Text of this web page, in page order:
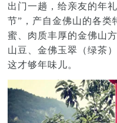
出门一趟，给亲友的年
节”，产自金佛山的各类
蜜、肉质丰厚的金佛山
山豆、金佛玉翠（绿茶
这才够年味儿。